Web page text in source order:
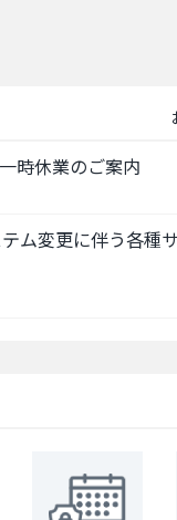
時休業のご案内
ム変更に伴う各種